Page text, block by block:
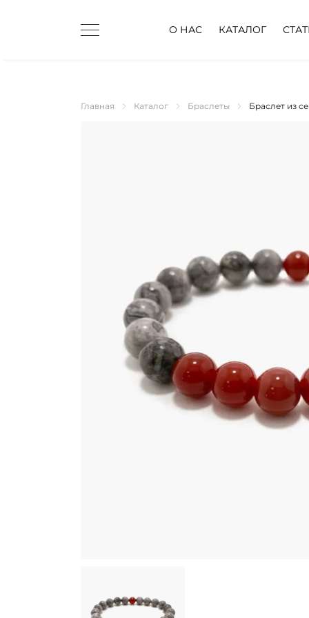
О НАС КАТАЛОГ
Главная Каталог Браслеты Браслет из